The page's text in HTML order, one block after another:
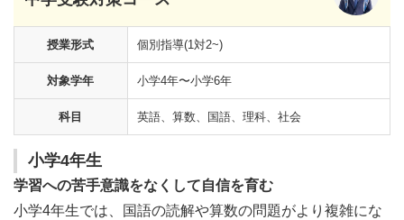
授業形式 個別指導(1対2~)
対象学年 小学4年〜小学6年
科目 英語、算数、国語、理科、社会
小学4年生
学習への苦手意識をなくして自信を育む
小学4年生では、国語の読解や算数の問題がより複雑にな